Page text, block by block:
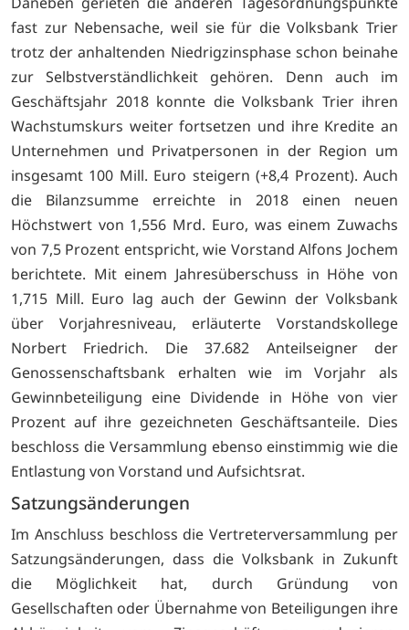
fast zur Nebensache, weil sie für die Volksbank Trier
trotz der anhaltenden Niedrigzinsphase schon beinahe
zur Selbstverständlichkeit gehören. Denn auch im
Geschäftsjahr 2018 konnte die Volksbank Trier ihren
Wachstumskurs weiter fortsetzen und ihre Kredite an
Unternehmen und Privatpersonen in der Region um
insgesamt 100 Mill. Euro steigern (+8,4 Prozent). Auch
die Bilanzsumme erreichte in 2018 einen neuen
Höchstwert von 1,556 Mrd. Euro, was einem Zuwachs
von 7,5 Prozent entspricht, wie Vorstand Alfons Jochem
berichtete. Mit einem Jahresüberschuss in Höhe von
1,715 Mill. Euro lag auch der Gewinn der Volksbank
über Vorjahresniveau, erläuterte Vorstandskollege
Norbert Friedrich. Die 37.682 Anteilseigner der
Genossenschaftsbank erhalten wie im Vorjahr als
Gewinnbeteiligung eine Dividende in Höhe von vier
Prozent auf ihre gezeichneten Geschäftsanteile. Dies
beschloss die Versammlung ebenso einstimmig wie die
Entlastung von Vorstand und Aufsichtsrat.
Satzungsänderungen
Im Anschluss beschloss die Vertreterversammlung per
Satzungsänderungen, dass die Volksbank in Zukunft
die Möglichkeit hat, durch Gründung von
Gesellschaften oder Übernahme von Beteiligungen ihre